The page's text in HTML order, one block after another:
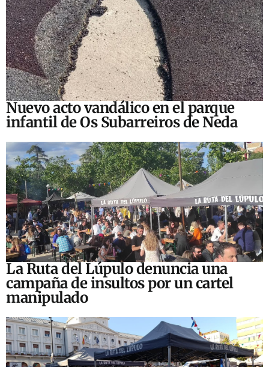
Nuevo acto vandálico en el parque
infantil de Os Subarreiros de Neda
La Ruta del Lúpulo denuncia una
campaña de insultos por un cartel
manipulado